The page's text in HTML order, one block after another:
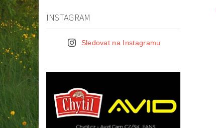
INSTAGRAM
Sledovat na Instagramu